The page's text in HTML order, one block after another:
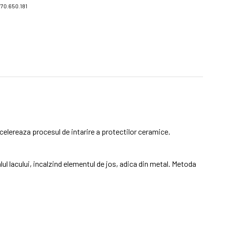
procesul de intarire a protectilor ceramice.
lacului, incalzind elementul de jos, adica din metal. Metoda